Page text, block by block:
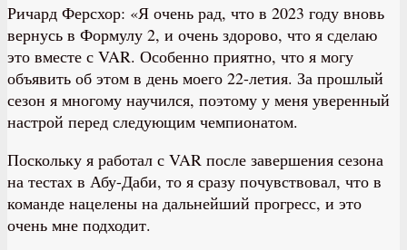
Ричард Ферсхор: «Я очень рад, что в 2023 году вновь
вернусь в Формулу 2, и очень здорово, что я сделаю
это вместе с VAR. Особенно приятно, что я могу
объявить об этом в день моего 22-летия. За прошлый
сезон я многому научился, поэтому у меня уверенный
настрой перед следующим чемпионатом.
Поскольку я работал с VAR после завершения сезона
на тестах в Абу-Даби, то я сразу почувствовал, что в
команде нацелены на дальнейший прогресс, и это
очень мне подходит.